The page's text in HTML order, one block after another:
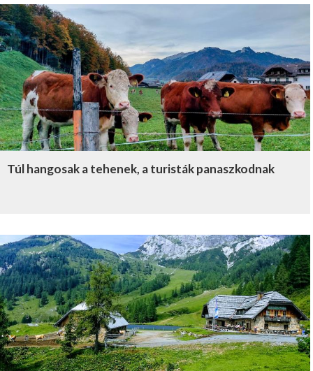
Túl hangosak a tehenek, a turisták panaszkodnak